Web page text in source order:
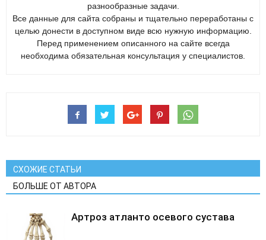
разнообразные задачи.
Все данные для сайта собраны и тщательно переработаны с
целью донести в доступном виде всю нужную информацию.
Перед применением описанного на сайте всегда
необходима обязательная консультация у специалистов.
СХОЖИЕ СТАТЬИ
БОЛЬШЕ ОТ АВТОРА
Артроз атланто осевого сустава